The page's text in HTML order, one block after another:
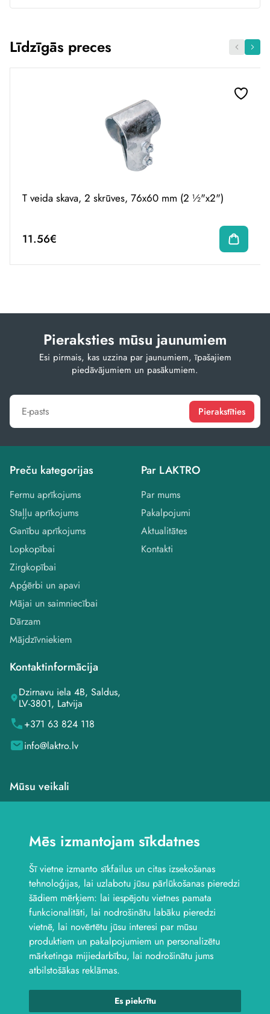
Mēs izmantojam sīkdatnes
Šī vietne izmanto sīkfailus un citas izsekošanas
tehnoloģijas, lai uzlabotu jūsu pārlūkošanas pieredzi
šādiem mērķiem: lai iespējotu vietnes pamata
funkcionalitāti, lai nodrošinātu labāku pieredzi
vietnē, lai novērtētu jūsu interesi par mūsu
produktiem un pakalpojumiem un personalizētu
mārketinga mijiedarbību, lai nodrošinātu jums
atbilstošākas reklāmas.
Es piekrītu
Līdzīgās preces
T veida skava, 2 skrūves, 76x60 mm (2 ½"x2")
11.56€
Pieraksties mūsu jaunumiem
Esi pirmais, kas uzzina par jaunumiem, īpašajiem
piedāvājumiem un pasākumiem.
Pierakstīties
Preču kategorijas
Fermu aprīkojums
Staļļu aprīkojums
Ganību aprīkojums
Lopkopībai
Zirgkopībai
Apģērbi un apavi
Mājai un saimniecībai
Dārzam
Mājdzīvniekiem
Par LAKTRO
Par mums
Pakalpojumi
Aktualitātes
Kontakti
Kontaktinformācija
Dzirnavu iela 4B, Saldus,
LV-3801, Latvija
+371 63 824 118
info@laktro.lv
Mūsu veikali
Veikals Saldū, Kuldīgas
Veikals Jelgavā, Aviācijas
iela 8B
Seko mums